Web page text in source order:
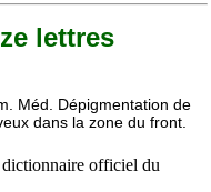
lettres
Méd. Dépigmentation de
dans la zone du front.
officiel du